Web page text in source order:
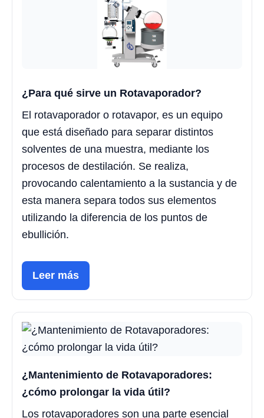
¿Para qué sirve un Rotavaporador?
El rotavaporador o rotavapor, es un equipo
que está diseñado para separar distintos
solventes de una muestra, mediante los
procesos de destilación. Se realiza,
provocando calentamiento a la sustancia y de
esta manera separa todos sus elementos
utilizando la diferencia de los puntos de
ebullición.
Leer más
¿Mantenimiento de Rotavaporadores:
¿cómo prolongar la vida útil?
Los rotavaporadores son una parte esencial